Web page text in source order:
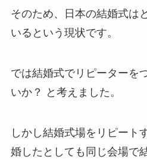
そのため、日本の結婚式は
いるという現状です。
では結婚式でリピーターを
いか？ と考えました。
しかし結婚式場をリピート
婚したとしても同じ会場で